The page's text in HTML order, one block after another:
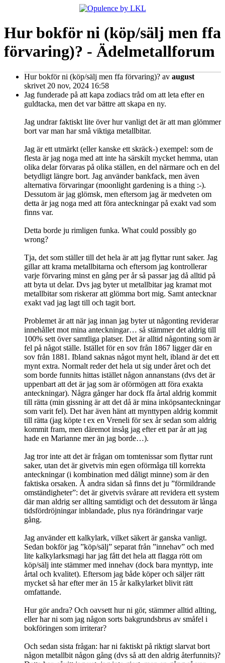
Hur bokför ni (köp/sälj men ffa
förvaring)? - Ädelmetallforum
Hur bokför ni (köp/sälj men ffa förvaring)? av august
skrivet 20 nov, 2024 16:58
Jag funderade på att kapa zodiacs tråd om att leta efter en
guldtacka, men det var bättre att skapa en ny.
Jag undrar faktiskt lite över hur vanligt det är att man glömmer
bort var man har små viktiga metallbitar.
Jag är ett utmärkt (eller kanske ett skräck-) exempel: som de
flesta är jag noga med att inte ha särskilt mycket hemma, utan
olika delar förvaras på olika ställen, en del närmare och en del
betydligt längre bort. Jag använder bankfack, men även
alternativa förvaringar (moonlight gardening is a thing :-).
Dessutom är jag glömsk, men eftersom jag är medveten om
detta är jag noga med att föra anteckningar på exakt vad som
finns var.
Detta borde ju rimligen funka. What could possibly go
wrong?
Tja, det som ställer till det hela är att jag flyttar runt saker. Jag
gillar att krama metallbitarna och eftersom jag kontrollerar
varje förvaring minst en gång per år så passar jag då alltid på
att byta ut delar. Dvs jag byter ut metallbitar jag kramat mot
metallbitar som riskerar att glömma bort mig. Samt antecknar
exakt vad jag lagt till och tagit bort.
Problemet är att när jag innan jag byter ut någonting reviderar
innehållet mot mina anteckningar… så stämmer det aldrig till
100% sett över samtliga platser. Det är alltid någonting som är
fel på något ställe. Istället för en sov från 1867 ligger där en
sov från 1881. Ibland saknas något mynt helt, ibland är det ett
mynt extra. Normalt reder det hela ut sig under året och det
som borde funnits hittas istället någon annanstans (dvs det är
uppenbart att det är jag som är oförmögen att föra exakta
anteckningar). Några gånger har dock ffa årtal aldrig kommit
till rätta (min gissning är att det då är mina inköpsanteckningar
som varit fel). Det har även hänt att mynttypen aldrig kommit
till rätta (jag köpte t ex en Vreneli för sex år sedan som aldrig
kommit fram, men däremot insåg jag efter ett par år att jag
hade en Marianne mer än jag borde…).
Jag tror inte att det är frågan om tomtenissar som flyttar runt
saker, utan det är givetvis min egen oförmåga till korrekta
anteckningar (i kombination med dåligt minne) som är den
faktiska orsaken. Å andra sidan så finns det ju ”förmildrande
omständigheter”: det är givetvis svårare att revidera ett system
där man aldrig ser allting samtidigt och det dessutom är långa
tidsfördröjningar inblandade, plus nya förändringar varje
gång.
Jag använder ett kalkylark, vilket säkert är ganska vanligt.
Sedan bokför jag ”köp/sälj” separat från ”innehav” och med
lite kalkylarksmagi har jag fått det hela att flagga rött om
köp/sälj inte stämmer med innehav (dock bara mynttyp, inte
årtal och kvalitet). Eftersom jag både köper och säljer rätt
mycket så har efter mer än 15 år kalkylarket blivit rätt
omfattande.
Hur gör andra? Och oavsett hur ni gör, stämmer alltid allting,
eller har ni som jag någon sorts bakgrundsbrus av småfel i
bokföringen som irriterar?
Och sedan sista frågan: har ni faktiskt på riktigt slarvat bort
någon metallbit någon gång (dvs så att den aldrig återfunnits)?